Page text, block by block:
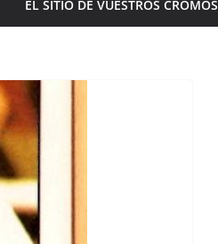
EL SITIO DE VUESTROS CROMOS